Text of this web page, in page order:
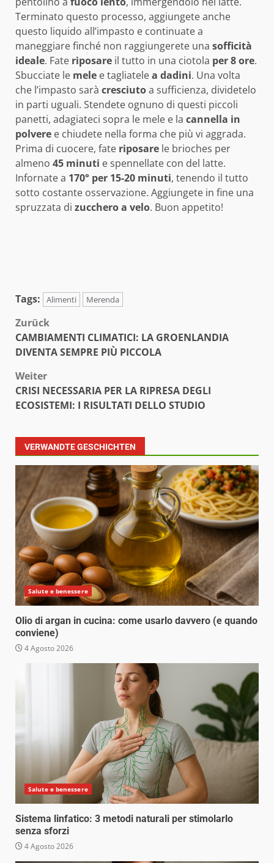
Terminato questo processo, aggiungete anche
questo liquido all’impasto e continuate a
maneggiare finché non raggiungerete una sofficità
ideale. Fate riposare il tutto in una ciotola per 8 ore.
Sbucciate le mele e tagliatelea dadini. Una volta
che l’impasto sarà cresciutoa sufficienza, dividetelo
in parti uguali. Stendete ognuno di questi piccoli
panetti, adagiateci sopra le mele e la cannella in
polvere e chiudete nella forma che più vi aggrada.
Prima di cuocere, fate riposare le brioches per
almeno 45 minuti e spennellate con del latte.
Infornate a 170° per 15-20 minuti, tenendo il tutto
sotto costante osservazione. Aggiungete in fine una
spruzzata di zuccheroa velo. Buon appetito!
Tags: Alimenti Merenda
Beitragsnavigation
Zurück
CAMBIAMENTI CLIMATICI: LA GROENLANDIA
DIVENTA SEMPRE PIÙ PICCOLA
Weiter
CRISI NECESSARIA PER LA RIPRESA DEGLI
ECOSISTEMI: I RISULTATI DELLO STUDIO
VERWANDTE GESCHICHTEN
Salute e benessere
Olio di argan in cucina: come usarlo davvero (e quando
conviene)
4 Agosto 2026
Salute e benessere
Sistema linfatico: 3 metodi naturali per stimolarlo
senza sforzi
4 Agosto 2026